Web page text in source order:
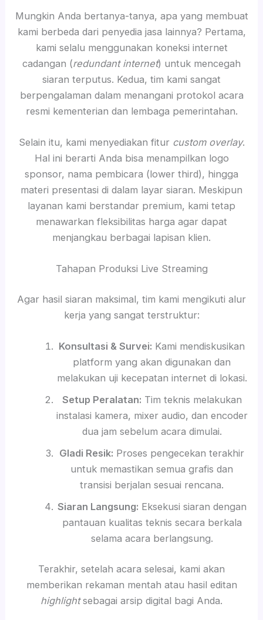
Mungkin Anda bertanya-tanya, apa yang membuat
kami berbeda dari penyedia jasa lainnya? Pertama,
kami selalu menggunakan koneksi internet
cadangan (redundant internet) untuk mencegah
siaran terputus. Kedua, tim kami sangat
berpengalaman dalam menangani protokol acara
resmi kementerian dan lembaga pemerintahan.
Selain itu, kami menyediakan fitur custom overlay.
Hal ini berarti Anda bisa menampilkan logo
sponsor, nama pembicara (lower third), hingga
materi presentasi di dalam layar siaran. Meskipun
layanan kami berstandar premium, kami tetap
menawarkan fleksibilitas harga agar dapat
menjangkau berbagai lapisan klien.
Tahapan Produksi Live Streaming
Agar hasil siaran maksimal, tim kami mengikuti alur
kerja yang sangat terstruktur:
Konsultasi & Survei: Kami mendiskusikan
platform yang akan digunakan dan
melakukan uji kecepatan internet di lokasi.
Setup Peralatan: Tim teknis melakukan
instalasi kamera, mixer audio, dan encoder
dua jam sebelum acara dimulai.
Gladi Resik: Proses pengecekan terakhir
untuk memastikan semua grafis dan
transisi berjalan sesuai rencana.
Siaran Langsung: Eksekusi siaran dengan
pantauan kualitas teknis secara berkala
selama acara berlangsung.
Terakhir, setelah acara selesai, kami akan
memberikan rekaman mentah atau hasil editan
highlightsebagai arsip digital bagi Anda.